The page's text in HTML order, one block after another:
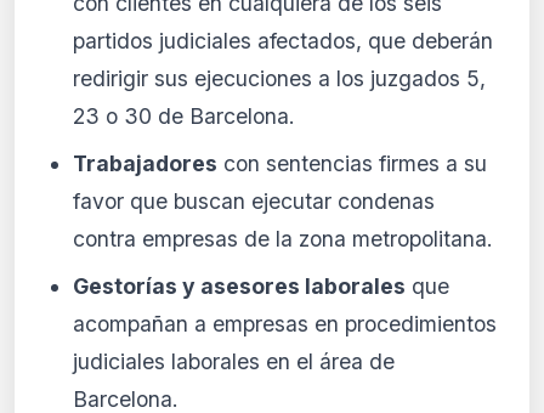
partidos judiciales afectados, que deberán
redirigir sus ejecuciones a los juzgados 5,
23 o 30 de Barcelona.
Trabajadores con sentencias firmes a su
favor que buscan ejecutar condenas
contra empresas de la zona metropolitana.
Gestorías y asesores laborales que
acompañan a empresas en procedimientos
judiciales laborales en el área de
Barcelona.